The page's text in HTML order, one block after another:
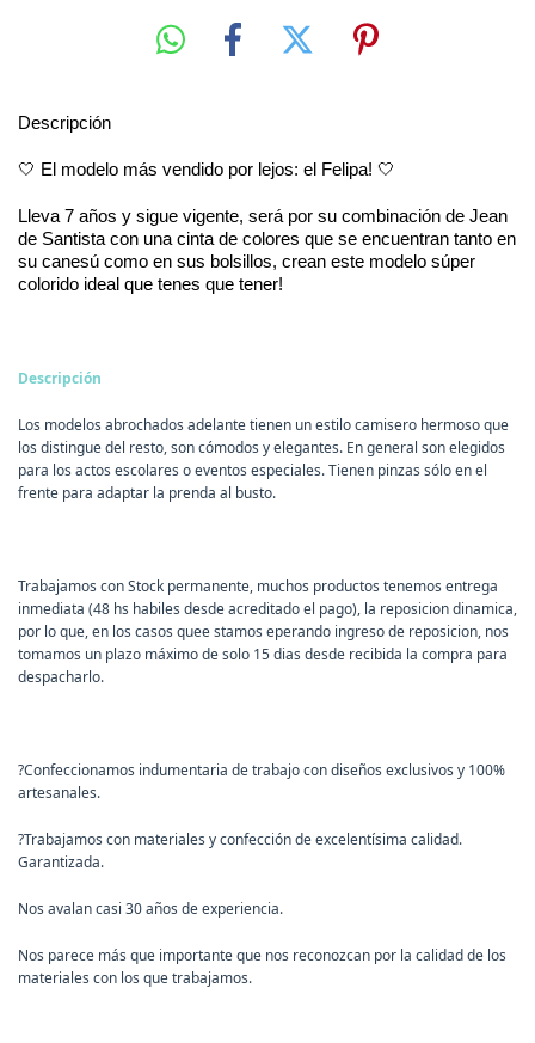
Descripción
🤍 El modelo más vendido por lejos: el Felipa! 🤍
Lleva 7 años y sigue vigente, será por su combinación de Jean
de Santista con una cinta de colores que se encuentran tanto en
su canesú como en sus bolsillos, crean este modelo súper
colorido ideal que tenes que tener!
Descripción
Los modelos abrochados adelante tienen un estilo camisero hermoso que
los distingue del resto, son cómodos y elegantes. En general son elegidos
para los actos escolares o eventos especiales. Tienen pinzas sólo en el
frente para adaptar la prenda al busto.
Trabajamos con Stock permanente, muchos productos tenemos entrega
inmediata (48 hs habiles desde acreditado el pago), la reposicion dinamica,
por lo que, en los casos quee stamos eperando ingreso de reposicion, nos
tomamos un plazo máximo de solo 15 dias desde recibida la compra para
despacharlo.
?Confeccionamos indumentaria de trabajo con diseños exclusivos y 100%
artesanales.
?Trabajamos con materiales y confección de excelentísima calidad.
Garantizada.
Nos avalan casi 30 años de experiencia.
Nos parece más que importante que nos reconozcan por la calidad de los
materiales con los que trabajamos.